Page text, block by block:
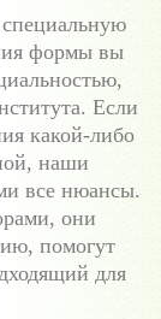
формы вы
Если
какой-либо
наши
все нюансы.
они
помогут
для